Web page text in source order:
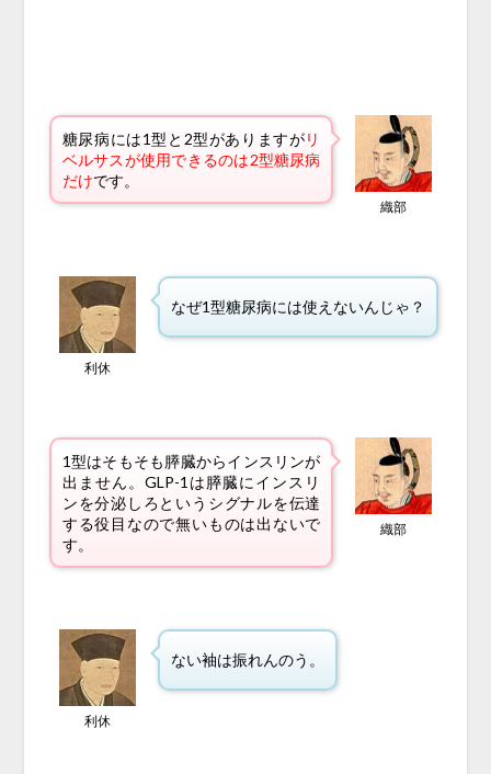
糖尿病には1型と2型がありますがリ
ベルサスが使用できるのは2型糖尿病
だけです。
織部
利休
なぜ1型糖尿病には使えないんじゃ？
1型はそもそも膵臓からインスリンが
出ません。GLP-1は膵臓にインスリ
ンを分泌しろというシグナルを伝達
する役目なので無いものは出ないで
す。
織部
利休
ない袖は振れんのう。